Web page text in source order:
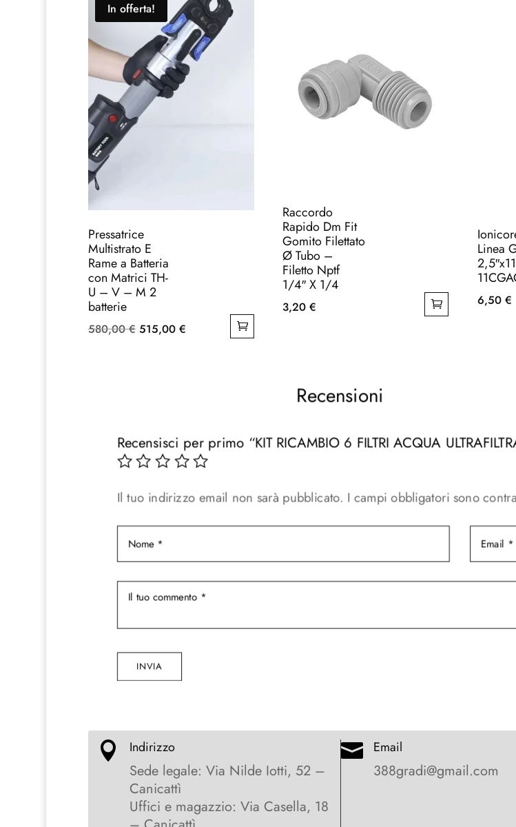
In offerta!
Pressatrice
Multistrato E
Rame a Batteria
con Matrici TH-
U – V – M 2
batterie
580,00€ Il
515,00 €Il
Raccordo
Rapido Dm Fit
Gomito Filettato
Ø Tubo –
Filetto Nptf
1/4″ X 1/4
3,20€
Linea
6,50 €
Recensioni
Recensisci per primo “KIT RICAMBIO 6 FILTRI ACQUA
Il tuo indirizzo email non sarà pubblicato. I campi obbligatori sono
INVIA
 Indirizzo
Sede legale: Via Nilde Iotti, 52 –
Canicattì
Uffici e magazzio: Via Casella, 18
 Email
388gradi@gmail.com